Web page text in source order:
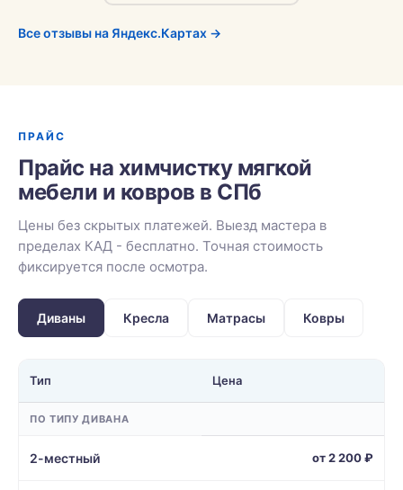
Все отзывы на Яндекс.Картах →
ПРАЙС
Прайс на химчистку мягкой
мебели и ковров в СПб
Цены без скрытых платежей. Выезд мастера в
пределах КАД - бесплатно. Точная стоимость
фиксируется после осмотра.
Диваны Кресла Матрасы Ковры
Тип Цена
ПО ТИПУ ДИВАНА
2-местный от 2 200 ₽